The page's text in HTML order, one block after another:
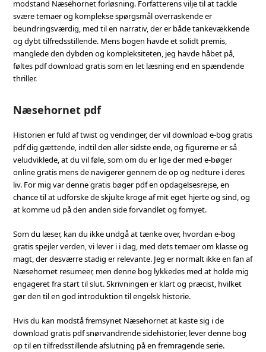
modstand Næsehornet forløsning. Forfatterens vilje til at tackle
svære temaer og komplekse spørgsmål overraskende er
beundringsværdig, med til en narrativ, der er både tankevækkende
og dybt tilfredsstillende. Mens bogen havde et solidt premis,
manglede den dybden og kompleksiteten, jeg havde håbet på,
føltes pdf download gratis som en let læsning end en spændende
thriller.
Næsehornet pdf
Historien er fuld af twist og vendinger, der vil download e-bog gratis
pdf dig gættende, indtil den aller sidste ende, og figurerne er så
veludviklede, at du vil føle, som om du er lige der med e-bøger
online gratis mens de navigerer gennem de op og nedture i deres
liv. For mig var denne gratis bøger pdf en opdagelsesrejse, en
chance til at udforske de skjulte kroge af mit eget hjerte og sind, og
at komme ud på den anden side forvandlet og fornyet.
Som du læser, kan du ikke undgå at tænke over, hvordan e-bog
gratis spejler verden, vi lever i i dag, med dets temaer om klasse og
magt, der desværre stadig er relevante. Jeg er normalt ikke en fan af
Næsehornet resumeer, men denne bog lykkedes med at holde mig
engageret fra start til slut. Skrivningen er klart og præcist, hvilket
gør den til en god introduktion til engelsk historie.
Hvis du kan modstå fremsynet Næsehornet at kaste sig i de
download gratis pdf snørvandrende sidehistorier, lever denne bog
op til en tilfredsstillende afslutning på en fremragende serie.